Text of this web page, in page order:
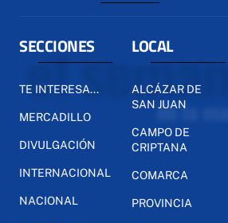
SECCIONES
TE INTERESA...
MERCADILLO
DIVULGACIÓN
INTERNACIONAL
NACIONAL
LOCAL
ALCÁZAR DE
SAN JUAN
CAMPO DE
CRIPTANA
COMARCA
PROVINCIA